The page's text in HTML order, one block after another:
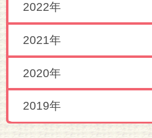
2022年
2021年
2020年
2019年